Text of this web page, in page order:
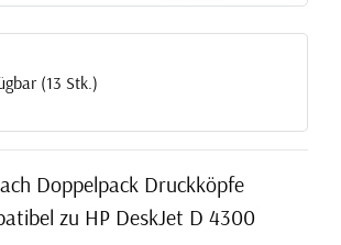
(13 Stk.)
Doppelpack Druckköpfe
zu HP DeskJet D 4300